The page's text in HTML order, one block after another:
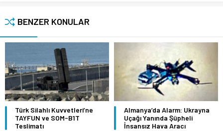
BENZER KONULAR
Türk Silahlı Kuvvetleri’ne
TAYFUN ve SOM-B1T
Teslimatı
Almanya’da Alarm: Ukrayna
Uçağı Yanında Şüpheli
İnsansız Hava Aracı